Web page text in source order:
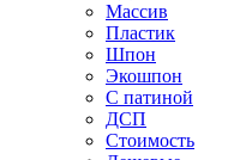
Массив
Пластик
Шпон
Экошпон
С патиной
ДСП
Стоимость